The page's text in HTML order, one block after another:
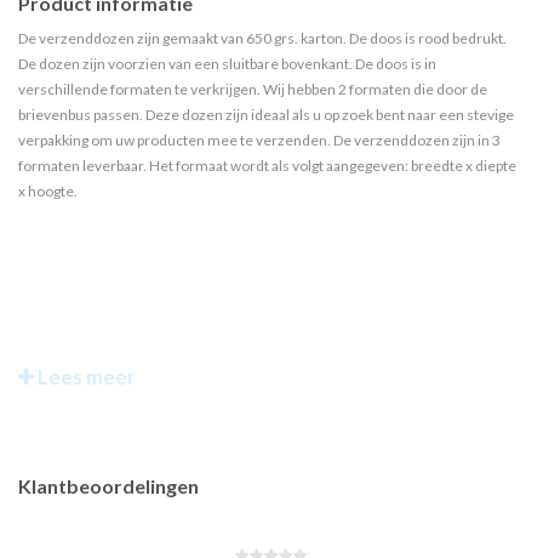
De verzenddozen zijn gemaakt van 650 grs. karton. De doos is rood bedrukt.
De dozen zijn voorzien van een sluitbare bovenkant. De doos is in
verschillende formaten te verkrijgen. Wij hebben 2 formaten die door de
brievenbus passen. Deze dozen zijn ideaal als u op zoek bent naar een stevige
verpakking om uw producten mee te verzenden. De verzenddozen zijn in 3
formaten leverbaar. Het formaat wordt als volgt aangegeven: breedte x diepte
x hoogte.
Lees meer
Klantbeoordelingen